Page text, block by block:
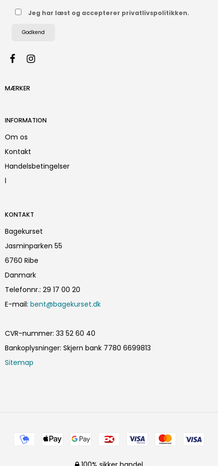
Jeg har læst og accepterer privatlivspolitikken.
Godkend
MÆRKER
INFORMATION
Om os
Kontakt
Handelsbetingelser
l
KONTAKT
Bagekurset
Jasminparken 55
6760 Ribe
Danmark
Telefonnr.: 29 17 00 20
E-mail: bent@bagekurset.dk
CVR-nummer: 33 52 60 40
Bankoplysninger: Skjern bank 7780 6699813
Sitemap